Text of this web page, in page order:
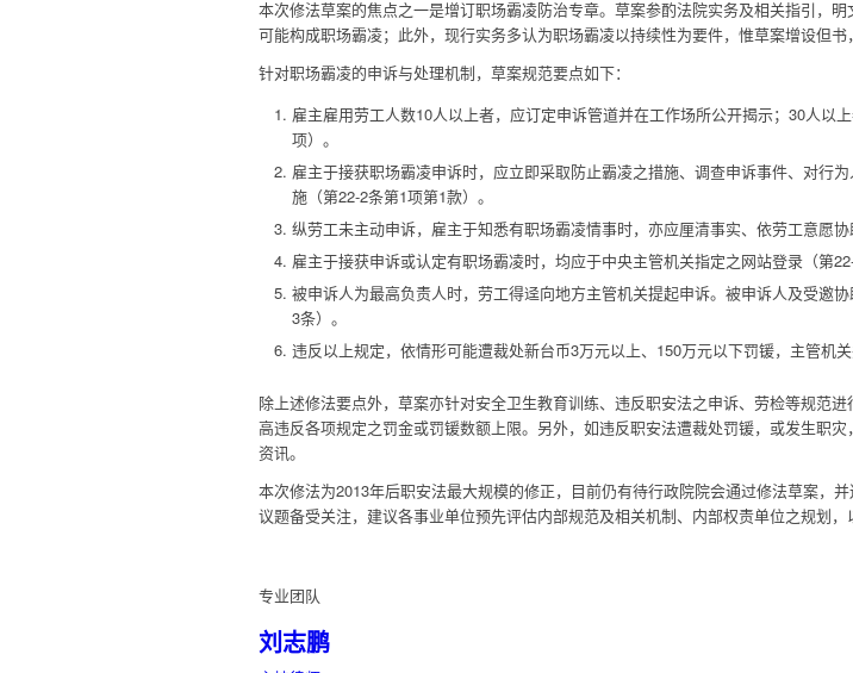
本次修法草案的焦点之一是增订职场霸凌防治专章。草案参酌法院实务及相关指引，
可能构成职场霸凌；此外，现行实务多认为职场霸凌以持续性为要件，惟草案增设但
针对职场霸凌的申诉与处理机制，草案规范要点如下：
雇主雇用劳工人数10人以上者，应订定申诉管道并在工作场所公开揭示；30人以
项）。
雇主于接获职场霸凌申诉时，应立即采取防止霸凌之措施、调查申诉事件、对行
施（第22-2条第1项第1款）。
纵劳工未主动申诉，雇主于知悉有职场霸凌情事时，亦应厘清事实、依劳工意愿
雇主于接获申诉或认定有职场霸凌时，均应于中央主管机关指定之网站登录（第22-
被申诉人为最高负责人时，劳工得迳向地方主管机关提起申诉。被申诉人及受邀
3条）。
违反以上规定，依情形可能遭裁处新台币3万元以上、150万元以下罚锾，主管机
除上述修法要点外，草案亦针对安全卫生教育训练、违反职安法之申诉、劳检等规范
高违反各项规定之罚金或罚锾数额上限。另外，如违反职安法遭裁处罚锾，或发生职
资讯。
本次修法为2013年后职安法最大规模的修正，目前仍有待行政院院会通过修法草案，
议题备受关注，建议各事业单位预先评估内部规范及相关机制、内部权责单位之规划，
专业团队
刘志鹏